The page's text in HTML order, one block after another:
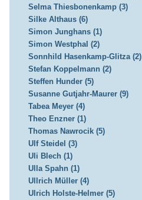
Selma Thiesbonenkamp (3)
Silke Althaus (6)
Simon Junghans (1)
Simon Westphal (2)
Sonnhild Hasenkamp-Glitza (2)
Stefan Koppelmann (2)
Steffen Hunder (5)
Susanne Gutjahr-Maurer (9)
Tabea Meyer (4)
Theo Enzner (1)
Thomas Nawrocik (5)
Ulf Steidel (3)
Uli Blech (1)
Ulla Spahn (1)
Ullrich Müller (4)
Ulrich Holste-Helmer (5)